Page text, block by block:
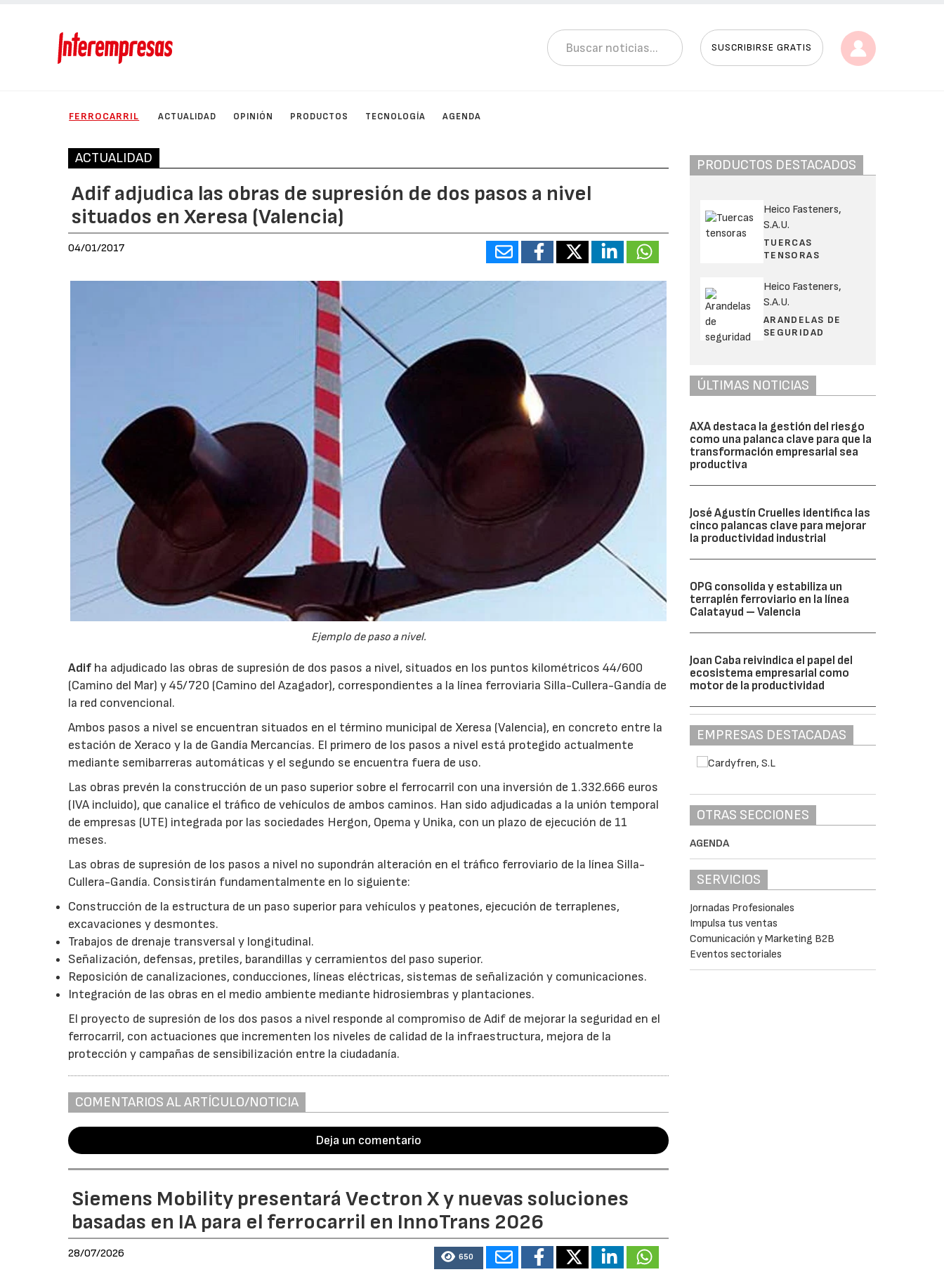
SUSCRIBIRSE GRATIS
FERROCARRIL ACTUALIDAD OPINIÓN PRODUCTOS TECNOLOGÍA AGENDA
ACTUALIDAD
Adif adjudica las obras de supresión de dos pasos a nivel
situados en Xeresa (Valencia)
04/01/2017
Ejemplo de paso a nivel.
Adif ha adjudicado las obras de supresión de dos pasos a nivel, situados en los puntos kilométricos 44/600
(Camino del Mar) y 45/720 (Camino del Azagador), correspondientes a la línea ferroviaria Silla-Cullera-Gandía de
la red convencional.
Ambos pasos a nivel se encuentran situados en el término municipal de Xeresa (Valencia), en concreto entre la
estación de Xeraco y la de Gandía Mercancías. El primero de los pasos a nivel está protegido actualmente
mediante semibarreras automáticas y el segundo se encuentra fuera de uso.
Las obras prevén la construcción de un paso superior sobre el ferrocarril con una inversión de 1.332.666 euros
(IVA incluido), que canalice el tráfico de vehículos de ambos caminos. Han sido adjudicadas a la unión temporal
de empresas (UTE) integrada por las sociedades Hergon, Opema y Unika, con un plazo de ejecución de 11
meses.
Las obras de supresión de los pasos a nivel no supondrán alteración en el tráfico ferroviario de la línea Silla-
Cullera-Gandía. Consistirán fundamentalmente en lo siguiente:
Construcción de la estructura de un paso superior para vehículos y peatones, ejecución de terraplenes,
excavaciones y desmontes.
Trabajos de drenaje transversal y longitudinal.
Señalización, defensas, pretiles, barandillas y cerramientos del paso superior.
Reposición de canalizaciones, conducciones, líneas eléctricas, sistemas de señalización y comunicaciones.
Integración de las obras en el medio ambiente mediante hidrosiembras y plantaciones.
El proyecto de supresión de los dos pasos a nivel responde al compromiso de Adif de mejorar la seguridad en el
ferrocarril, con actuaciones que incrementen los niveles de calidad de la infraestructura, mejora de la
protección y campañas de sensibilización entre la ciudadanía.
COMENTARIOS AL ARTÍCULO/NOTICIA
Deja un comentario
Siemens Mobility presentará Vectron X y nuevas soluciones
basadas en IA para el ferrocarril en InnoTrans 2026
28/07/2026 650
PRODUCTOS DESTACADOS
Heico Fasteners,
S.A.U.
TUERCAS
TENSORAS
Heico Fasteners,
S.A.U.
ARANDELAS DE
SEGURIDAD
ÚLTIMAS NOTICIAS
AXA destaca la gestión del riesgo
como una palanca clave para que la
transformación empresarial sea
productiva
José Agustín Cruelles identifica las
cinco palancas clave para mejorar
la productividad industrial
OPG consolida y estabiliza un
terraplén ferroviario en la línea
Calatayud – Valencia
Joan Caba reivindica el papel del
ecosistema empresarial como
motor de la productividad
EMPRESAS DESTACADAS
OTRAS SECCIONES
AGENDA
SERVICIOS
Jornadas Profesionales
Impulsa tus ventas
Comunicación y Marketing B2B
Eventos sectoriales